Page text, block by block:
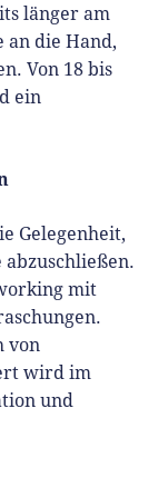
länger am
an die Hand,
Von 18 bis
ein
Gelegenheit,
mit
von
wird im
und